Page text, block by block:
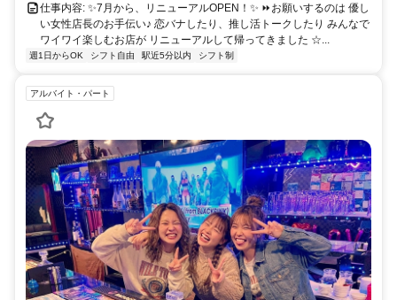
仕事内容: ✨7月から、リニューアルOPEN！✨ ⏩お願いするのは 優し
い女性店長のお手伝い♪ 恋バナしたり、推し活トークしたり みんなで
ワイワイ楽しむお店が リニューアルして帰ってきました ☆...
週1日からOK シフト自由 駅近5分以内 シフト制
アルバイト・パート